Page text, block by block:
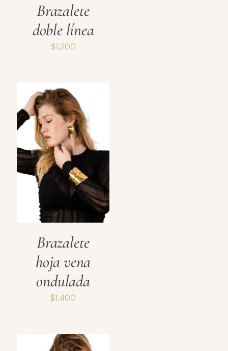
Brazalete
doble línea
$1,200
Brazalete
hoja vena
ondulada
$1,400